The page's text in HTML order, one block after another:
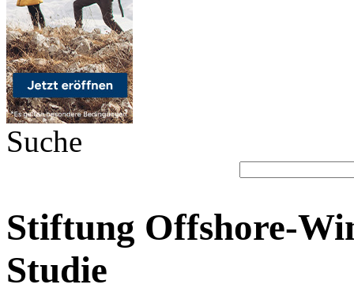
Suche
Stiftung Offshore-
Studie